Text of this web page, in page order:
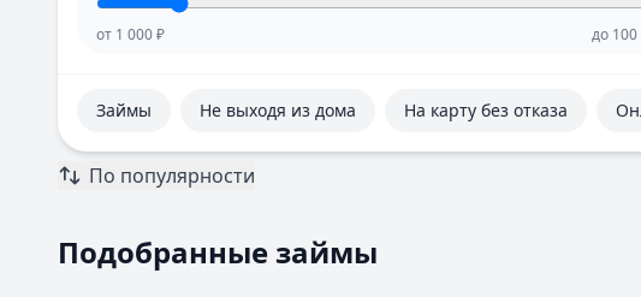
от 1 000₽ до
Займы Не выходя из дома На карту без отказа
По популярности
Подобранные займы